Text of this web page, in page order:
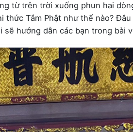
từ trên trời xuống phun hai
thức Tắm Phật như thế nào? Đâu
sẽ hướng dẫn các bạn trong bài